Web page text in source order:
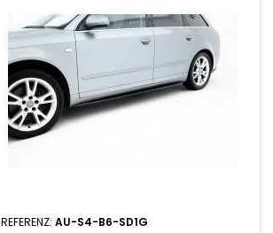
REFERENZ: AU-S4-B6-SD1G